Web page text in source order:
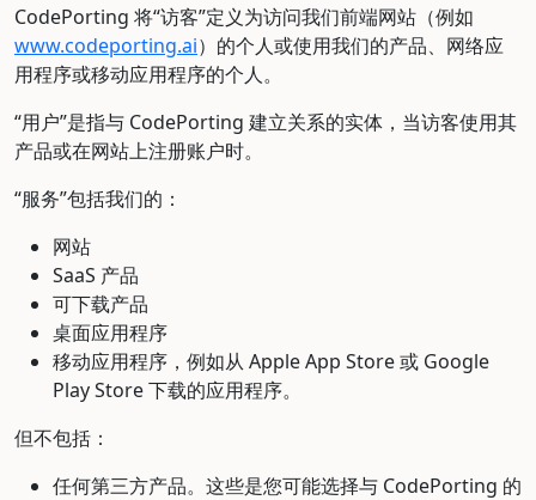
CodePorting 将“访客”定义为访问我们前端网站（例如
www.codeporting.ai）的个人或使用我们的产品、网络应
用程序或移动应用程序的个人。
“用户”是指与 CodePorting 建立关系的实体，当访客使用其
产品或在网站上注册账户时。
“服务”包括我们的：
网站
SaaS 产品
可下载产品
桌面应用程序
移动应用程序，例如从 Apple App Store 或 Google
Play Store 下载的应用程序。
但不包括：
任何第三方产品。这些是您可能选择与 CodePorting 的